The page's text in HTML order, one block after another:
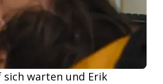
warten und Erik